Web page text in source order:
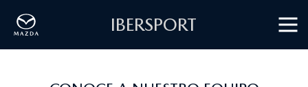
IBERSPORT